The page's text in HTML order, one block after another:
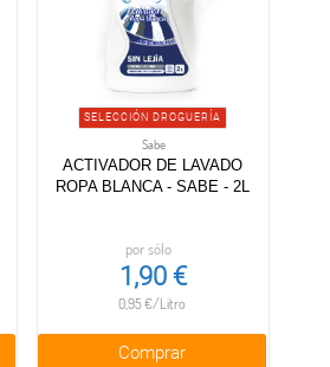
SELECCIÓN DROGUERÍA
Sabe
ACTIVADOR DE LAVADO
ROPA BLANCA - SABE - 2L
por sólo
1,90 €
0,95 €/Litro
Comprar